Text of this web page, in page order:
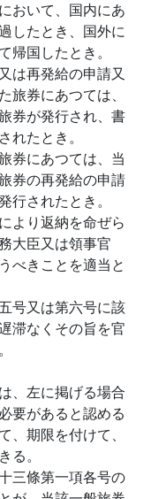
おいて、国内にあ
したとき、国外に
帰国したとき。
は再発給の申請又
旅券にあつては、
券が発行され、書
れたとき。
券にあつては、当
券の再発給の申請
行されたとき。
より返納を命ぜら
大臣又は領事官
べきことを適当と
号又は第六号に該
滞なくその旨を官
、左に掲げる場合
要があると認める
、期限を付けて、
る。
三條第一項各号の